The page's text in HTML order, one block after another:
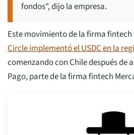
fondos", dijo la empresa.
Este movimiento de la firma
Circle implementó el USDC en la
comenzando con Chile después de
Pago, parte de la firma fintech